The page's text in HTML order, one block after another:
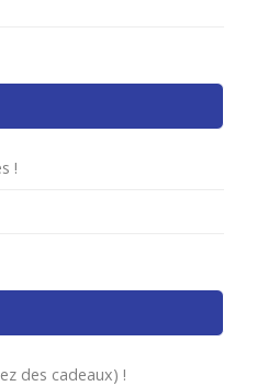
!
des cadeaux) !